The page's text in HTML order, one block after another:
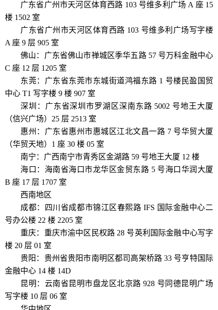
广东省广州市天河区体育西路 103 号维多利广场 A 座 15
楼 1502 室
广东省广州市天河区体育西路 103 号维多利广场写字楼
A 座 9 层 905 室
佛山：广东省佛山市禅城区季华五路 57 号万科金融中心
C 座 12 层 1205 室
东莞：广东省东莞市东城街道鸿福东路 1 号楼民盈国贸
中心 T1 写字楼 9 楼 907 室
深圳：广东省深圳市罗湖区深南东路 5002 号地王大厦
（信兴广场）25 层 2513 室
惠州：广东省惠州市惠城区江北文昌一路 7 号华贸大厦
（华贸天地）1 座 30 楼 05 室
南宁：广西南宁市青秀区金湖路 59 号地王大厦 12 楼
海口：海南省海口市龙华区金贸东路 5 号海口华润大厦
B 座 17 层 1707 室
西南地区
成都：四川省成都市锦江区春熙路 IFS 国际金融中心二
号办公楼 22 楼 2205 室
重庆：重庆市渝中区民权路 28 号英利国际金融中心写字
楼 20 层 01 室
贵阳：贵州省贵阳市南明区都司高架桥路 33 号亨特国际
金融中心 14 楼 14D
昆明：云南省昆明市盘龙区北京路 928 号同德昆明广场
写字楼 10 层 06 室